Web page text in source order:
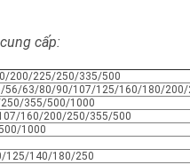
cấp:
200/225/250/335/500
56/63/80/90/107/125/160/180/200/
355/500/1000
160/200/250/355/500
1000
125/140/180/250